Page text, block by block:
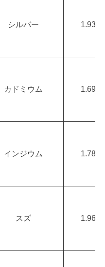
シルバー 1.93
カドミウム 1.69
インジウム 1.78
スズ 1.96